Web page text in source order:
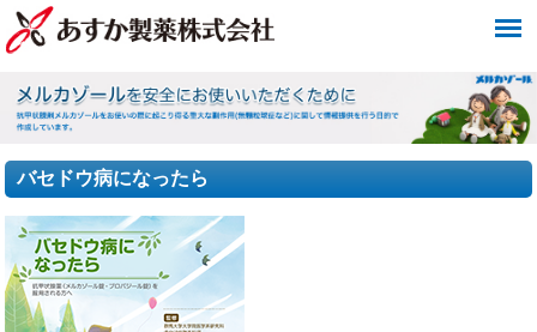
バセドウ病になったら